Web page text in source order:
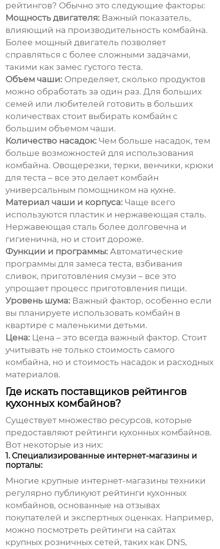
рейтингов? Обычно это следующие факторы:
Мощность двигателя: Важный показатель,
влияющий на производительность комбайна.
Более мощный двигатель позволяет
справляться с более сложными задачами,
такими как замес густого теста.
Объем чаши: Определяет, сколько продуктов
можно обработать за один раз. Для больших
семей или любителей готовить в больших
количествах стоит выбирать комбайн с
большим объемом чаши.
Количество насадок: Чем больше насадок, тем
больше возможностей для использования
комбайна. Овощерезки, терки, венчики, крюки
для теста – все это делает комбайн
универсальным помощником на кухне.
Материал чаши и корпуса: Чаще всего
используются пластик и нержавеющая сталь.
Нержавеющая сталь более долговечна и
гигиенична, но и стоит дороже.
Функции и программы: Автоматические
программы для замеса теста, взбивания
сливок, приготовления смузи – все это
упрощает процесс приготовления пищи.
Уровень шума: Важный фактор, особенно если
вы планируете использовать комбайн в
квартире с маленькими детьми.
Цена: Цена – это всегда важный фактор. Стоит
учитывать не только стоимость самого
комбайна, но и стоимость насадок и расходных
материалов.
Где искать поставщиков рейтингов
кухонных комбайнов?
Существует множество ресурсов, которые
предоставляют рейтинги кухонных комбайнов.
Вот некоторые из них:
1. Специализированные интернет-магазины и
порталы:
Многие крупные интернет-магазины техники
регулярно публикуют рейтинги кухонных
комбайнов, основанные на отзывах
покупателей и экспертных оценках. Например,
можно посмотреть рейтинги на сайтах
крупных розничных сетей, таких как DNS,